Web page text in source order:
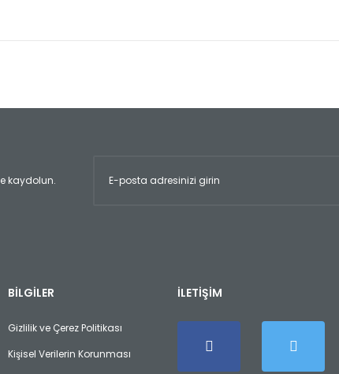
Yorum Yaz
kaydolun.
BİLGİLER
Gizlilik ve Çerez Politikası
Kişisel Verilerin Korunması
İLETİŞİM